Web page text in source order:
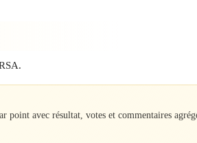
point avec résultat, votes et commentaires